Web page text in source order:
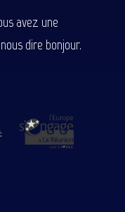
avez une
dire bonjour.